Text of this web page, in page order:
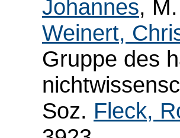
Johannes,
Weinert,
Gruppe des
Soz. Fleck,